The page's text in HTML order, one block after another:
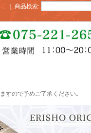
商品検索:
すので予めご了承ください｡